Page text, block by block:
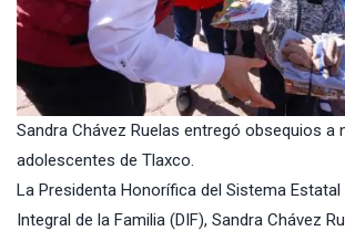
Sandra Chávez Ruelas entregó obsequios a
adolescentes de Tlaxco.
La Presidenta Honorífica del Sistema Estatal
Integral de la Familia (DIF), Sandra Chávez